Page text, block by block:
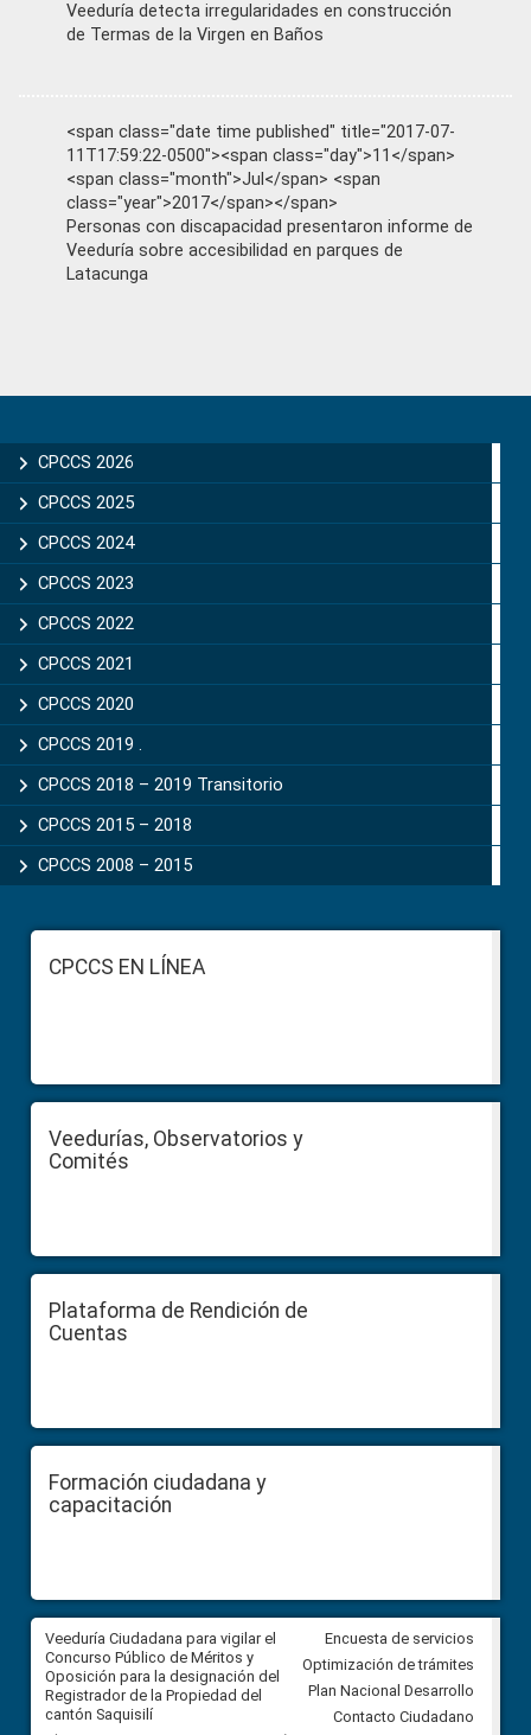
Veeduría detecta irregularidades en construcción
de Termas de la Virgen en Baños
<span class="date time published" title="2017-07-
11T17:59:22-0500"><span class="day">11</span>
<span class="month">Jul</span> <span
class="year">2017</span></span>
Personas con discapacidad presentaron informe de
Veeduría sobre accesibilidad en parques de
Latacunga
Sidebar
CPCCS 2026
CPCCS 2025
CPCCS 2024
CPCCS 2023
CPCCS 2022
CPCCS 2021
CPCCS 2020
CPCCS 2019 .
CPCCS 2018 – 2019 Transitorio
CPCCS 2015 – 2018
CPCCS 2008 – 2015
FooterCPCCS EN LÍNEA
Veedurías, Observatorios y
Comités
Plataforma de Rendición de
Cuentas
Formación ciudadana y
capacitación
Veeduría Ciudadana para vigilar el
Concurso Público de Méritos y
Oposición para la designación del
Registrador de la Propiedad del
cantón Saquisilí
Veeduría Ciudadana para
construcción del asfaltado de
Ballenita del cantón Santa
Encuesta de servicios
Optimización de trámites
Plan Nacional Desarrollo
Contacto Ciudadano